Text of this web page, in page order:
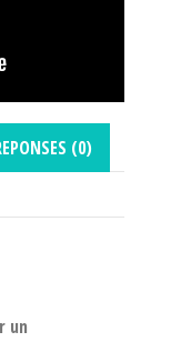
(0)
un